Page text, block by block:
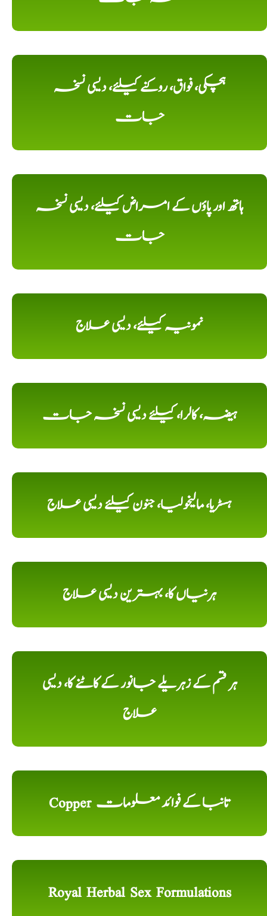
ہچکی، فواق، روکنے کیلئے، دیسی نسخہ
جات
ہاتھ اور پاؤں کے امراض کیلئے، دیسی نسخہ
جات
نمونیہ کیلئے، دیسی علاج
ہیضہ، کالرا، کیلئے دیسی نسخہ جات
ہسٹریا، مالیخولیا، جنون کیلئے دیسی علاج
ہرنیاں کا، بہترین دیسی علاج
ہر قسم کے زہریلے جانور کے کاٹنے کا، دیسی
علاج
Copper تانبا کے فوائد معلومات
Royal Herbal Sex Formulations